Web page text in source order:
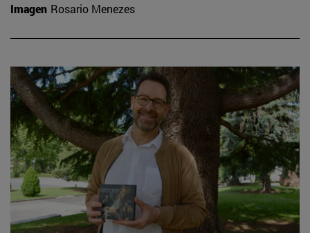
Imagen Rosario Menezes